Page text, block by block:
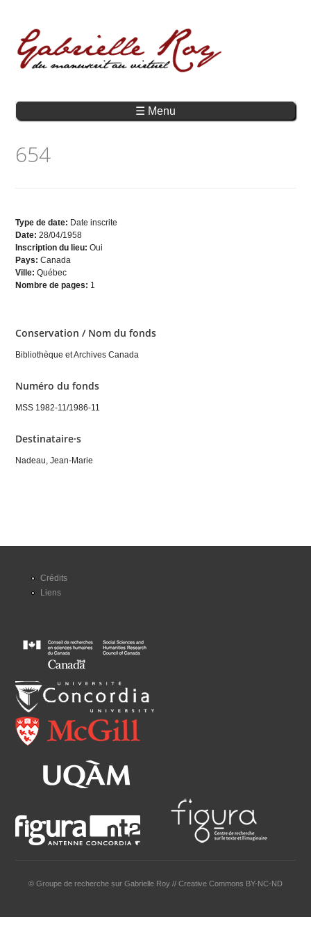
☰ Menu
654
Type de date: Date inscrite
Date:28/04/1958
Inscription du lieu:Oui
Pays:Canada
Ville:Québec
Nombre de pages: 1
Conservation / Nom du fonds
Bibliothèque et Archives Canada
Numéro du fonds
MSS 1982-11/1986-11
Destinataire·s
Nadeau, Jean-Marie
Crédits
Liens
© Groupe de recherche sur Gabrielle Roy // Creative Commons BY-NC-ND